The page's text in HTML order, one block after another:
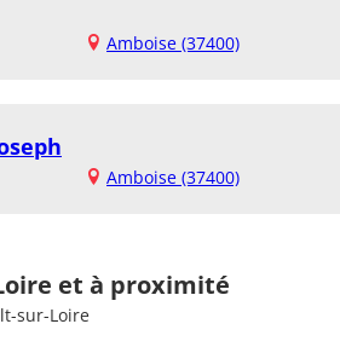
Amboise (37400)
Amboise (37400)
et à proximité
sur-Loire